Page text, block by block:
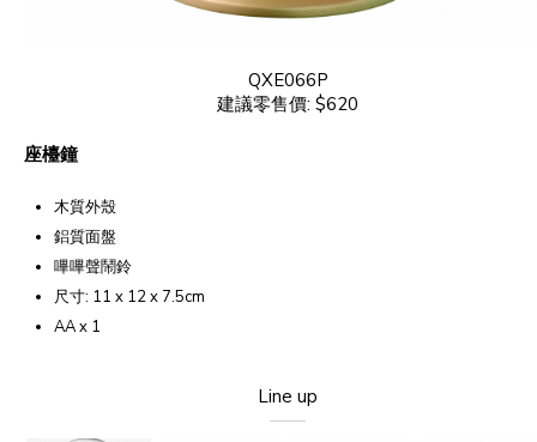
QXE066P
建議零售價: $620
座檯鐘
木質外殼
鋁質面盤
嗶嗶聲鬧鈴
尺寸: 11 x 12 x 7.5cm
AA x 1
Line up